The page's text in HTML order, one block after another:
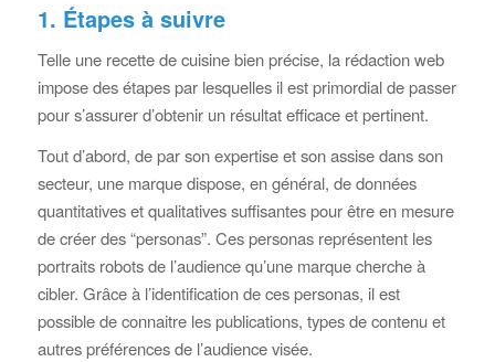
1. Étapes à suivre
Telle une recette de cuisine bien précise, la rédaction web
impose des étapes par lesquelles il est primordial de passer
pour s’assurer d’obtenir un résultat efficace et pertinent.
Tout d’abord, de par son expertise et son assise dans son
secteur, une marque dispose, en général, de données
quantitatives et qualitatives suffisantes pour être en mesure
de créer des “personas”. Ces personas représentent les
portraits robots de l’audience qu’une marque cherche à
cibler. Grâce à l’identification de ces personas, il est
possible de connaitre les publications, types de contenu et
autres préférences de l’audience visée.